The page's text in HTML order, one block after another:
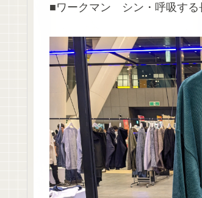
■ワークマン シン・呼吸す